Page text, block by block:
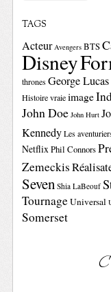
TAGS
Acteur Avengers BTS
Disney
thrones George Lucas
Histoire vraie image
John Doe John Hurt
Kennedy Les
NetflixPhil Connors
Zemeckis
Seven Shia LaBeouf
TournageUniversal
Somerset